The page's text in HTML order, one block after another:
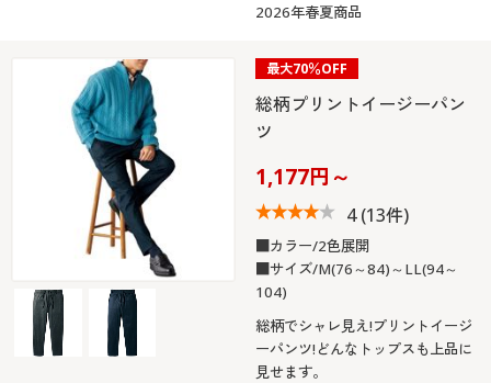
きやすさを追求したテーパードシ
2026年春夏商品
最大70％OFF
総柄プリントイージーパン
ツ
1,177円～
4(13件)
■カラー/2色展開
■サイズ/M(76～84)～LL(94～
104)
総柄でシャレ見え!プリントイージ
ーパンツ!どんなトップスも上品に
見せます。